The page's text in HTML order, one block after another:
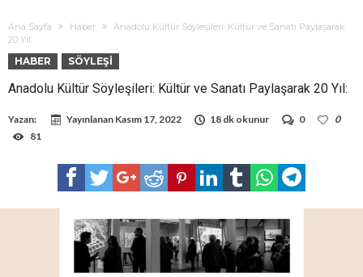
Ana Sayfa Haber
Anadolu Kültür Söyleşileri: Kültür ve Sanatı Paylaşarak
20 Yıl:
HABER SÖYLEŞI
Anadolu Kültür Söyleşileri: Kültür ve Sanatı Paylaşarak 20 Yıl:
Yazan: Yayınlanan Kasım 17, 2022 18 dk okunur 0
0
81